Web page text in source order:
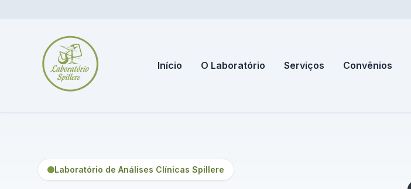
Início O Laboratório Serviços Convênios
Laboratório de Análises Clínicas Spillere